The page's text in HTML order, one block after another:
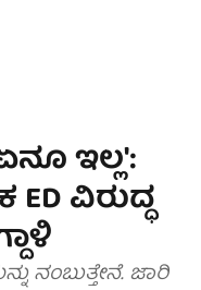
ಇಲ್ಲ':
ವಿರುದ್ಧ
ನಂಬುತ್ತೇನೆ. ಜಾರಿ